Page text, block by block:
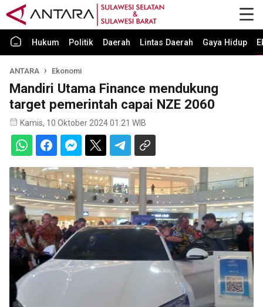
Hukum Politik Daerah Lintas Daerah Gaya Hidup
ANTARA Ekonomi
Mandiri Utama Finance mendukung
target pemerintah capai NZE 2060
Kamis, 10 Oktober 2024 01:21 WIB